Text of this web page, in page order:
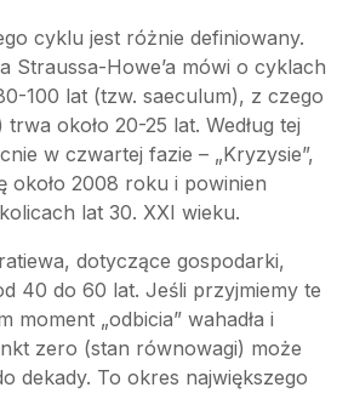
cyklu jest różnie definiowany.
Straussa-Howe’a mówi o cyklach
100 lat (tzw. saeculum), z czego
około 20-25 lat. Według tej
w czwartej fazie – „Kryzysie”,
około 2008 roku i powinien
lat 30. XXI wieku.
dotyczące gospodarki,
40 do 60 lat. Jeśli przyjmiemy te
moment „odbicia” wahadła i
zero (stan równowagi) może
dekady. To okres największego